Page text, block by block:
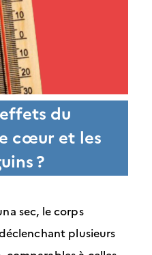
du
cœur et les
?
sec, le corps
plusieurs